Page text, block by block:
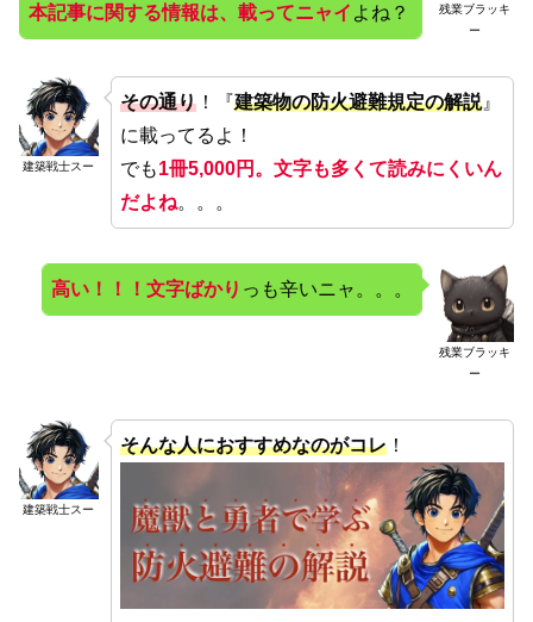
残業ブラッキ
ー
本記事に関する情報は、載ってニャイ よね？
建築戦士スー
その通り！『建築物の防火避難規定の解説』
に載ってるよ！
でも1冊5,000円。文字も多くて読みにくいん
だよね。。。
残業ブラッキ
ー
高い！！！文字ばかり っも辛いニャ。。。
建築戦士スー
そんな人におすすめなのがコレ！